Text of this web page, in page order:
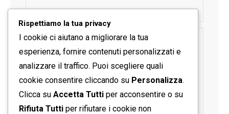
SEGUICI SU FACEBOOK
Rispettiamo la tua privacy
I cookie ci aiutano a migliorare la tua
esperienza, fornire contenuti personalizzati e
analizzare il traffico. Puoi scegliere quali
cookie consentire cliccando su Personalizza.
Clicca su Accetta Tutti per acconsentire o su
Rifiuta Tutti per rifiutare i cookie non